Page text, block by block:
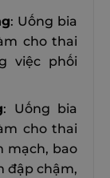
: Uống bia
cho thai
việc phối
: Uống bia
cho thai
mạch, bao
đập chậm,